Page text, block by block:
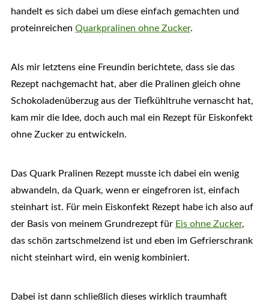
handelt es sich dabei um diese einfach gemachten und
proteinreichen Quarkpralinen ohne Zucker.
Als mir letztens eine Freundin berichtete, dass sie das
Rezept nachgemacht hat, aber die Pralinen gleich ohne
Schokoladenüberzug aus der Tiefkühltruhe vernascht hat,
kam mir die Idee, doch auch mal ein Rezept für Eiskonfekt
ohne Zucker zu entwickeln.
Das Quark Pralinen Rezept musste ich dabei ein wenig
abwandeln, da Quark, wenn er eingefroren ist, einfach
steinhart ist. Für mein Eiskonfekt Rezept habe ich also auf
der Basis von meinem Grundrezept für Eis ohne Zucker,
das schön zartschmelzend ist und eben im Gefrierschrank
nicht steinhart wird, ein wenig kombiniert.
Dabei ist dann schließlich dieses wirklich traumhaft